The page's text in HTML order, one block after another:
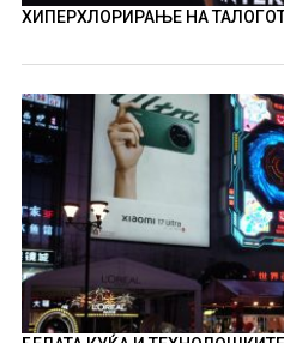
ХИПЕРХЛОРИРАЊЕ НА